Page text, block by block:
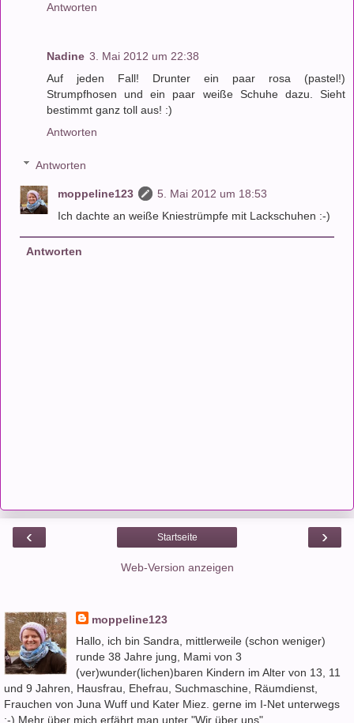
Antworten
Nadine 3. Mai 2012 um 22:38
Auf jeden Fall! Drunter ein paar rosa (pastel!)
Strumpfhosen und ein paar weiße Schuhe dazu. Sieht
bestimmt ganz toll aus! :)
Antworten
Antworten
moppeline123
5. Mai 2012 um 18:53
Ich dachte an weiße Kniestrümpfe mit Lackschuhen :-)
Antworten
‹ ›
Startseite
Web-Version anzeigen
moppeline123
Hallo, ich bin Sandra, mittlerweile (schon weniger)
runde 38 Jahre jung, Mami von 3
(ver)wunder(lichen)baren Kindern im Alter von 13, 11
und 9 Jahren, Hausfrau, Ehefrau, Suchmaschine, Räumdienst,
Frauchen von Juna Wuff und Kater Miez. gerne im I-Net unterwegs
:-) Mehr über mich erfährt man unter "Wir über uns"